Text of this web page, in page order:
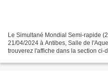
Le Simultané Mondial Semi-rapide
21/04/2024 à Antibes, Salle de
trouverez l'affiche dans la section ci-